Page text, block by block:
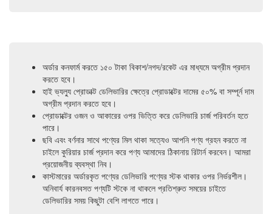
অর্ডার কনফার্ম করতে ১৫০ টাকা বিকাশ/নগদ/রকেট এর মাধ্যমে অগ্রীম প্রদান
করতে হবে।
হাই ভ্যল্যু প্রোডাক্ট ডেলিভারির ক্ষেত্রে প্রোডাক্টের দামের ৫০% বা সম্পূর্ন দাম
অগ্রীম প্রদান করতে হবে।
প্রোডাক্টের ওজন ও আকারের ওপর ভিত্তি করে ডেলিভারি চার্জ পরিবর্তন হতে
পারে।
ছবি এবং বর্ণনার সাথে পণ্যের মিল থাকা সত্যেও আপনি পণ্য গ্রহন করতে না
চাইলে কুরিয়ার চার্জ প্রদান করে পণ্য আমাদের ঠিকানায় রিটার্ন করবেন। আমরা
প্রয়োজনীয় ব্যবস্থা নিব।
কাস্টমারের অর্ডারকৃত পণ্যের ডেলিভারি পণ্যের স্টক থাকার ওপর নির্ভরশীল।
অনিবার্য কারনবসত পণ্যটি স্টকে না থাকলে প্রতিশ্রুত সময়ের চাইতে
ডেলিভারির সময় কিছুটা বেশি লাগতে পারে।